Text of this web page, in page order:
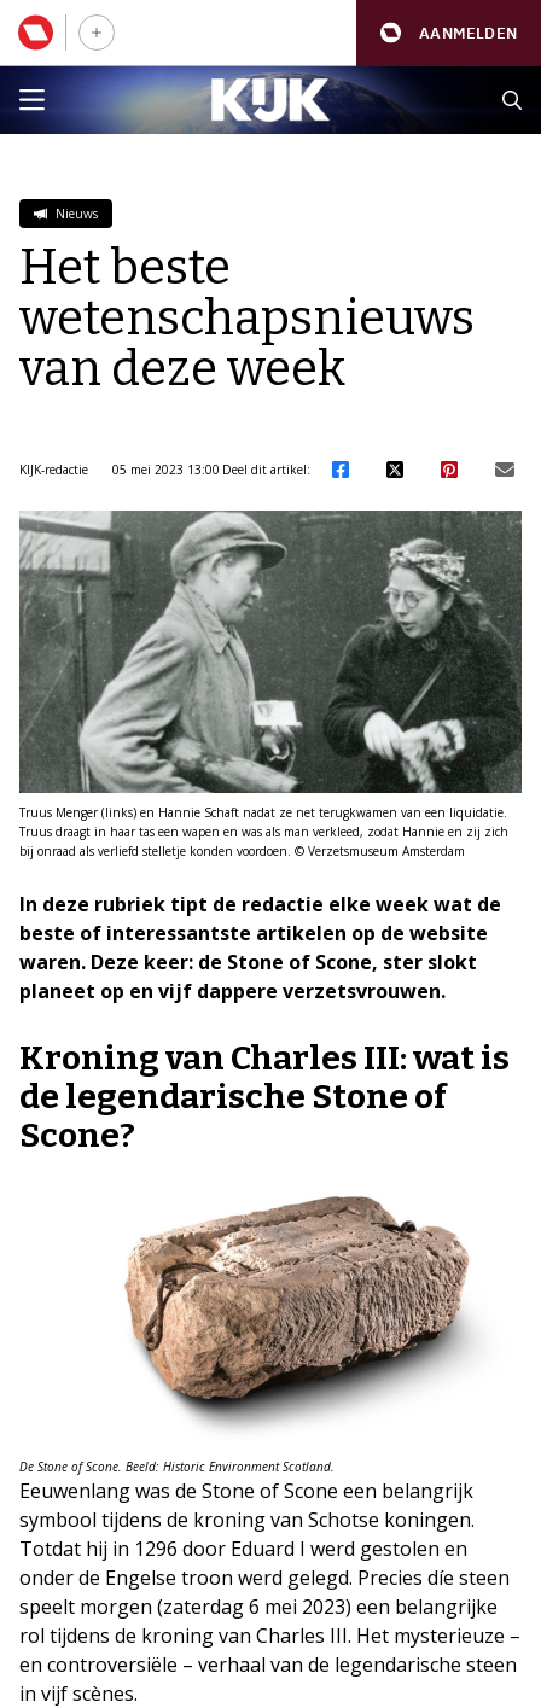
AANMELDEN
Nieuws
Het beste
wetenschapsnieuws
van deze week
KIJK-redactie 05 mei 2023 13:00 Deel dit artikel:
Truus Menger (links) en Hannie Schaft nadat ze net terugkwamen van een liquidatie.
Truus draagt in haar tas een wapen en was als man verkleed, zodat Hannie en zij zich
bij onraad als verliefd stelletje konden voordoen. © Verzetsmuseum Amsterdam
In deze rubriek tipt de redactie elke week wat de
beste of interessantste artikelen op de website
waren. Deze keer: de Stone of Scone, ster slokt
planeet op en vijf dappere verzetsvrouwen.
Kroning van Charles III: wat is
de legendarische Stone of
Scone?
De Stone of Scone. Beeld: Historic Environment Scotland.
Eeuwenlang was de Stone of Scone een belangrijk
symbool tijdens de kroning van Schotse koningen.
Totdat hij in 1296 door Eduard I werd gestolen en
onder de Engelse troon werd gelegd. Precies díe steen
speelt morgen (zaterdag 6 mei 2023) een belangrijke
rol tijdens de kroning van Charles III. Het mysterieuze –
en controversiële – verhaal van de legendarische steen
in vijf scènes.